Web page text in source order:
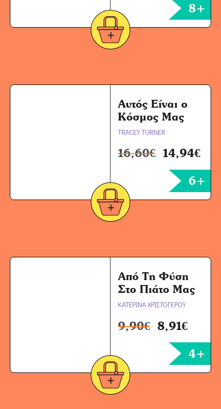
8+
Αυτός Είναι ο
Κόσμος Μας
TRACEY TURNER
16,60€ 14,94€
6+
Από Τη Φύση
Στο Πιάτο Μας
ΚΑΤΕΡΙΝΑ ΧΡΙΣΤΟΓΕΡΟΥ
9,90€ 8,91€
4+